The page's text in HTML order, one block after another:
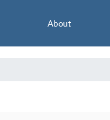
About